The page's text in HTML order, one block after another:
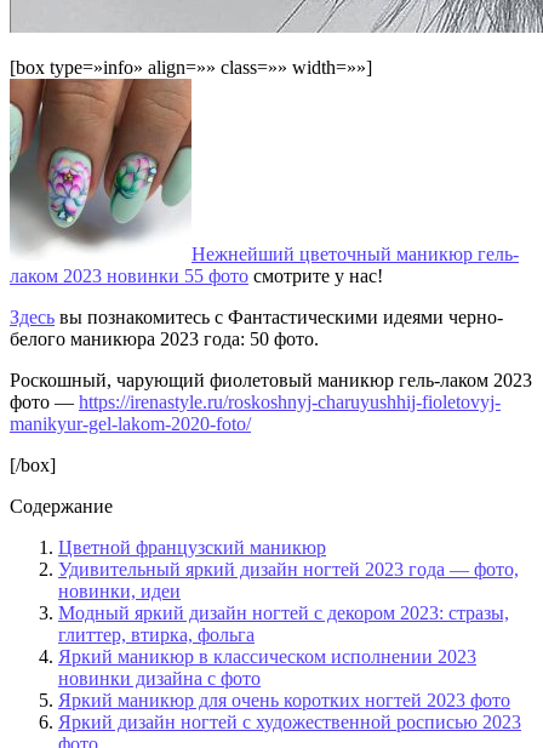
[box type=»info» align=»» class=»» width=»»]
Нежнейший цветочный маникюр гель-
лаком 2023 новинки 55 фото смотрите у нас!
Здесь вы познакомитесь с Фантастическими идеями черно-
белого маникюра 2023 года: 50 фото.
Роскошный, чарующий фиолетовый маникюр гель-лаком 2023
фото — https://irenastyle.ru/roskoshnyj-charuyushhij-fioletovyj-
manikyur-gel-lakom-2020-foto/
[/box]
Содержание
Цветной французский маникюр
Удивительный яркий дизайн ногтей 2023 года — фото,
новинки, идеи
Модный яркий дизайн ногтей с декором 2023: стразы,
глиттер, втирка, фольга
Яркий маникюр в классическом исполнении 2023
новинки дизайна с фото
Яркий маникюр для очень коротких ногтей 2023 фото
Яркий дизайн ногтей с художественной росписью 2023
фото